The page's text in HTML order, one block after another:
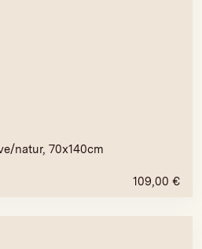
natur, 70x140cm
109,00 €